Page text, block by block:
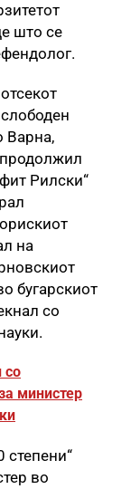
што се
Варна,
продолжил
Рилски“
на
бугарскиот
со
со
министер
степени“
во